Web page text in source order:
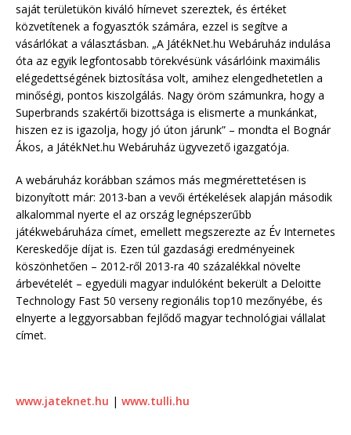
saját területükön kiváló hírnevet szereztek, és értéket
közvetítenek a fogyasztók számára, ezzel is segítve a
vásárlókat a választásban. „A JátékNet.hu Webáruház indulása
óta az egyik legfontosabb törekvésünk vásárlóink maximális
elégedettségének biztosítása volt, amihez elengedhetetlen a
minőségi, pontos kiszolgálás. Nagy öröm számunkra, hogy a
Superbrands szakértői bizottsága is elismerte a munkánkat,
hiszen ez is igazolja, hogy jó úton járunk” – mondta el Bognár
Ákos, a JátékNet.hu Webáruház ügyvezető igazgatója.
A webáruház korábban számos más megmérettetésen is
bizonyított már: 2013-ban a vevői értékelések alapján második
alkalommal nyerte el az ország legnépszerűbb
játékwebáruháza címet, emellett megszerezte az Év Internetes
Kereskedője díjat is. Ezen túl gazdasági eredményeinek
köszönhetően – 2012-ről 2013-ra 40 százalékkal növelte
árbevételét – egyedüli magyar indulóként bekerült a Deloitte
Technology Fast 50 verseny regionális top10 mezőnyébe, és
elnyerte a leggyorsabban fejlődő magyar technológiai vállalat
címet.
www.jateknet.hu | www.tulli.hu